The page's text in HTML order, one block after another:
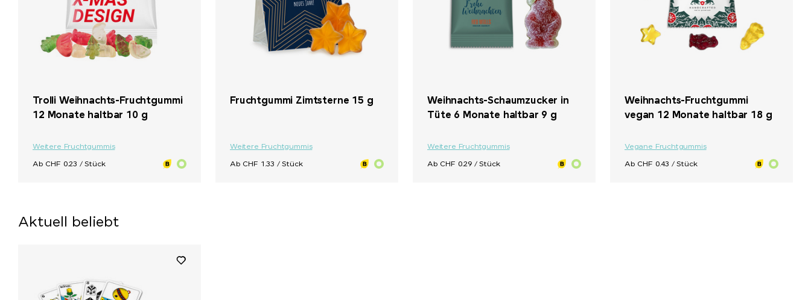
Trolli Weihnachts-Fruchtgummi
12 Monate haltbar 10 g
Weitere Fruchtgummis
Ab CHF 0.23 / Stück
Fruchtgummi Zimtsterne 15 g
Weitere Fruchtgummis
Ab CHF 1.33 / Stück
Weihnachts-Schaumzucker in
Tüte 6 Monate haltbar 9 g
Weitere Fruchtgummis
Ab CHF 0.29 / Stück
Weihnachts-Fruchtgummi
vegan 12 Monate haltbar 18 g
Vegane Fruchtgummis
Ab CHF 0.43 / Stück
Aktuell beliebt